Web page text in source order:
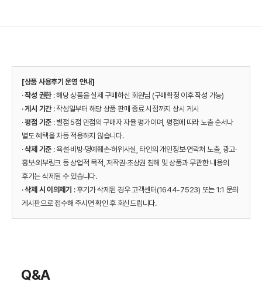
[상품 사용후기 운영 안내]
·작성 권한 : 해당 상품을 실제 구매하신 회원님 (구매확정 이후 작성 가능)
·게시 기간: 작성일부터 해당 상품 판매 종료 시점까지 상시 게시
·평점 기준 : 별점 5점 만점의 구매자 자율 평가이며, 평점에 따라 노출 순서나
별도 혜택을 차등 적용하지 않습니다.
·삭제 기준 : 욕설·비방·명예훼손·허위사실, 타인의 개인정보·연락처 노출, 광고·
홍보·외부링크 등 상업적 목적, 저작권·초상권 침해 및 상품과 무관한 내용의
후기는 삭제될 수 있습니다.
·삭제 시 이의제기 : 후기가 삭제된 경우 고객센터(1644-7523) 또는 1:1 문의
게시판으로 접수해 주시면 확인 후 회신드립니다.
Q&A